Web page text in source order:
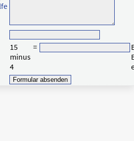
15
minus
4
=